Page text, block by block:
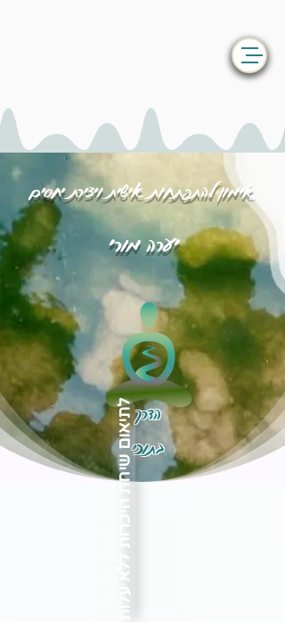
אימון להתפתחות אישית ויצירת יחסים
יערה מורי
הדרך
בתוכילתיאום שיחת היכרות ללא עלות